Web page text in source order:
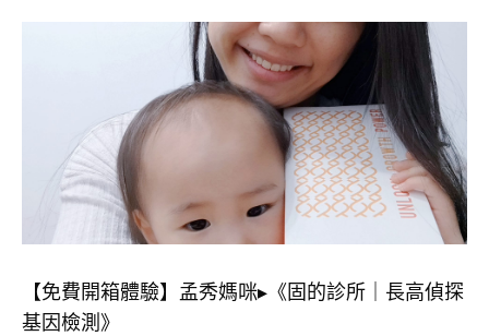
【免費開箱體驗】孟秀媽咪▸《固的診所｜長高偵探
基因檢測》